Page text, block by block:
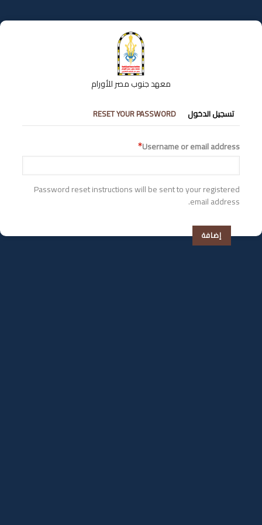
إلى
المحتوى
معهد جنوب مصر للأورام
التبويبات
الأساسية
تسجيل الدخول RESET YOUR PASSWORD
Username or email address
Password reset instructions will be sent to your registered
email address.